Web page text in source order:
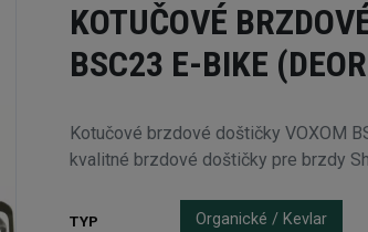
KOTUČOVÉ
BSC23 E-BIKE
Kotučové brzdové doštičky VOXOM
kvalitné brzdové doštičky pre brzdy
TYP Organické / Kevlar